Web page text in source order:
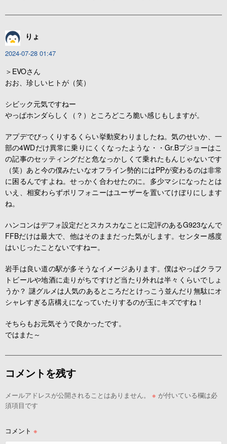
りょ
2024-07-28 01:47
＞EVOさん
おお、珍しいヒトが（笑）
シビック元気ですねー
やっぱホンダらしく（？）ところどころ脆い感じもしますが。
アプデでびっくりするくらい挙動変わりましたね。気のせいか、一
部の4WDだけ異常に乗りにくくなったような・・Gr.Bプジョーはこ
の記事のセッティングだと危なっかしくて乗れたもんじゃないです
（笑）あと今の僕みたいなオフライン勢的にはPPが変わるのは非常
に困るんですよね。せっかく合わせたのに。多少マシになったとは
いえ、相変わらずポリフォニーはユーザーを置いてけぼりにします
ね。
ハンコンはデフォ設定だとスカスカなことに定評のあるG923なんで
FFBだけは最大で、他はそのままだった気がします。センター感度
はいじったことないですねー。
岩手は良い道の駅が多そうなイメージあります。僕はやっぱクラフ
トビールや地酒に走りがちですけど当たり外れは半々くらいでしょ
うか？ 謎グルメは人気のあるところだとけっこう並んだり無駄にオ
シャレすぎる店構えになっていたりするのが玉にキズですね！
そちらもお元気そうで良かったです。
ではまた～
コメントを残す
メールアドレスが公開されることはありません。 ※ が付いている欄は必
須項目です
コメント ※